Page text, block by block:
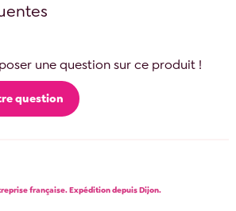
une question sur ce produit !
question
française. Expédition depuis Dijon.